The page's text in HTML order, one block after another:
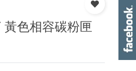
色相容碳粉匣